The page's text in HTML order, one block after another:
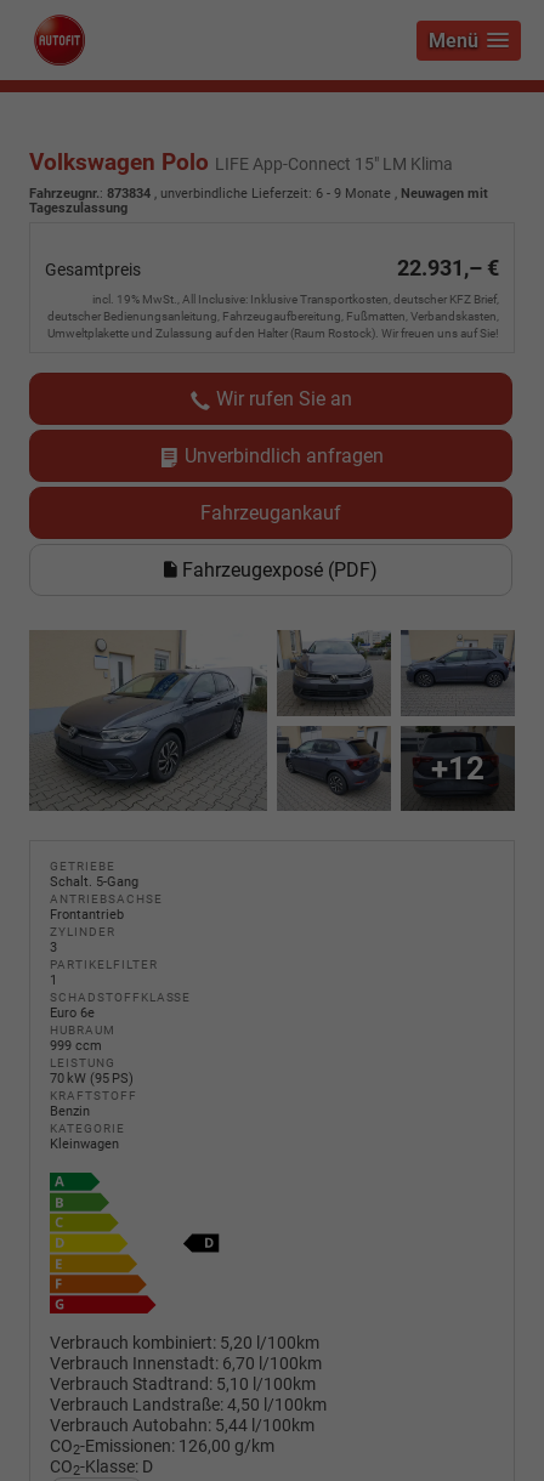
Menü
Volkswagen Polo LIFE App-Connect 15" LM Klima
Fahrzeugnr.: 873834 , unverbindliche Lieferzeit: 6 - 9 Monate , Neuwagen mit
Tageszulassung
Gesamtpreis 22.931,– €
incl. 19% MwSt., All Inclusive: Inklusive Transportkosten, deutscher KFZ Brief,
deutscher Bedienungsanleitung, Fahrzeugaufbereitung, Fußmatten, Verbandskasten,
Umweltplakette und Zulassung auf den Halter (Raum Rostock). Wir freuen uns auf Sie!
Wir rufen Sie an
Unverbindlich anfragen
Fahrzeugankauf
Fahrzeugexposé (PDF)
+12
GETRIEBE
Schalt. 5-Gang
ANTRIEBSACHSE
Frontantrieb
ZYLINDER
3
PARTIKELFILTER
1
SCHADSTOFFKLASSE
Euro 6e
HUBRAUM
999 ccm
LEISTUNG
70 kW (95 PS)
KRAFTSTOFF
Benzin
KATEGORIE
Kleinwagen
Verbrauch kombiniert: 5,20 l/100km
Verbrauch Innenstadt: 6,70 l/100km
Verbrauch Stadtrand: 5,10 l/100km
Verbrauch Landstraße:4,50 l/100km
Verbrauch Autobahn: 5,44 l/100km
CO2-Emissionen: 126,00 g/km
CO2-Klasse: D